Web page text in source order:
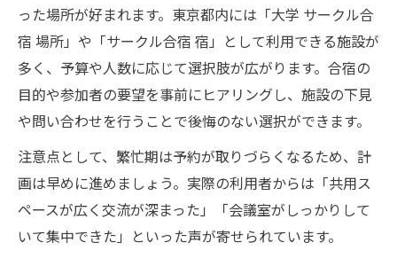
った場所が好まれます。東京都内には「大学 サークル合
宿 場所」や「サークル合宿 宿」として利用できる施設が
多く、予算や人数に応じて選択肢が広がります。合宿の
目的や参加者の要望を事前にヒアリングし、施設の下見
や問い合わせを行うことで後悔のない選択ができます。
注意点として、繁忙期は予約が取りづらくなるため、計
画は早めに進めましょう。実際の利用者からは「共用ス
ペースが広く交流が深まった」「会議室がしっかりして
いて集中できた」といった声が寄せられています。